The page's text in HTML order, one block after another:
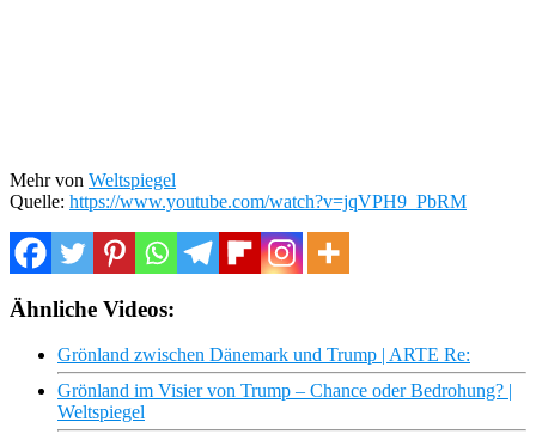
Mehr von Weltspiegel
Quelle: https://www.youtube.com/watch?v=jqVPH9_PbRM
Ähnliche Videos:
Grönland zwischen Dänemark und Trump | ARTE Re:
Grönland im Visier von Trump – Chance oder Bedrohung? |
Weltspiegel